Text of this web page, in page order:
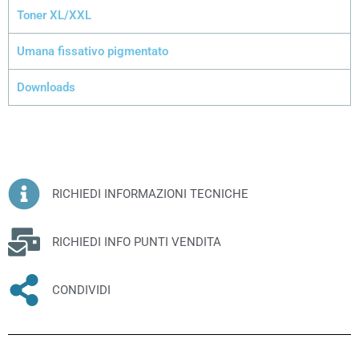
Toner XL/XXL
Umana fissativo pigmentato
Downloads
RICHIEDI INFORMAZIONI TECNICHE
RICHIEDI INFO PUNTI VENDITA
CONDIVIDI